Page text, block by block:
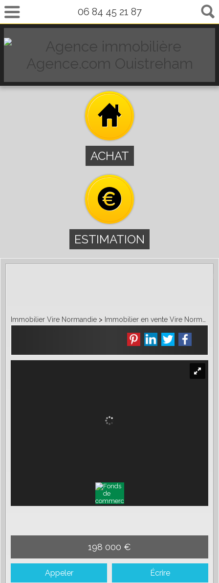
06 84 45 21 87
ACHAT
ESTIMATION
Immobilier Vire Normandie > Immobilier en vente Vire Normandie
198 000 €
Appeler Écrire